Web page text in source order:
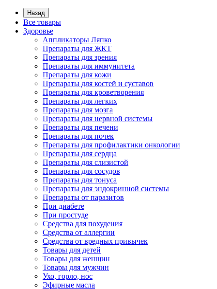
Назад
Все товары
Здоровье
Аппликаторы Ляпко
Препараты для ЖКТ
Препараты для зрения
Препараты для иммунитета
Препараты для кожи
Препараты для костей и суставов
Препараты для кроветворения
Препараты для легких
Препараты для мозга
Препараты для нервной системы
Препараты для печени
Препараты для почек
Препараты для профилактики онкологии
Препараты для сердца
Препараты для слизистой
Препараты для сосудов
Препараты для тонуса
Препараты для эндокринной системы
Препараты от паразитов
При диабете
При простуде
Средства для похудения
Средства от аллергии
Средства от вредных привычек
Товары для детей
Товары для женщин
Товары для мужчин
Ухо, горло, нос
Эфирные масла